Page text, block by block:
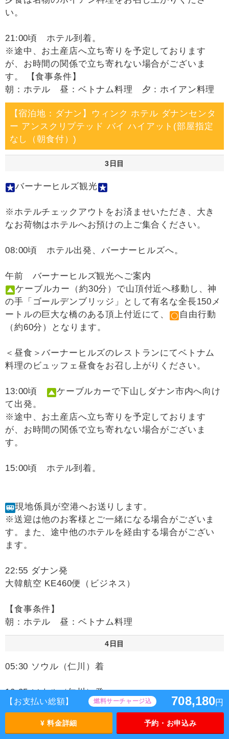
【お支払い総額】 燃料サーチャージ込 708,180円
¥ 料金詳細 予約・お申込み
い。
21:00頃 ホテル到着。
※途中、お土産店へ立ち寄りを予定しております
が、お時間の関係で立ち寄れない場合がございま
す。 【食事条件】
朝：ホテル 昼：ベトナム料理 夕：ホイアン料理
【宿泊地：ダナン】ウィンク ホテル ダナンセンタ
ー アンスクリプテッド バイ ハイアット(部屋指定
なし（朝食付）)
3日目
バーナーヒルズ観光
※ホテルチェックアウトをお済ませいただき、大き
なお荷物はホテルへお預けの上ご集合ください。
08:00頃 ホテル出発、バーナーヒルズへ。
午前 バーナーヒルズ観光へご案内
ケーブルカー（約30分）で山頂付近へ移動し、神
の手「ゴールデンブリッジ」として有名な全長150メ
ートルの巨大な橋のある頂上付近にて、
自由行動
（約60分）となります。
＜昼食＞バーナーヒルズのレストランにてベトナム
料理のビュッフェ昼食をお召し上がりください。
13:00頃
ケーブルカーで下山しダナン市内へ向け
て出発。
※途中、お土産店へ立ち寄りを予定しております
が、お時間の関係で立ち寄れない場合がございま
す。
15:00頃 ホテル到着。
現地係員が空港へお送りします。
※送迎は他のお客様とご一緒になる場合がございま
す。また、途中他のホテルを経由する場合がござい
ます。
22:55 ダナン発
大韓航空 KE460便（ビジネス）
【食事条件】
朝：ホテル 昼：ベトナム料理
4日目
05:30 ソウル（仁川）着
10:35 ソウル（仁川）発
大韓航空 KE741便（ビジネス）
12:30 中部国際空港着